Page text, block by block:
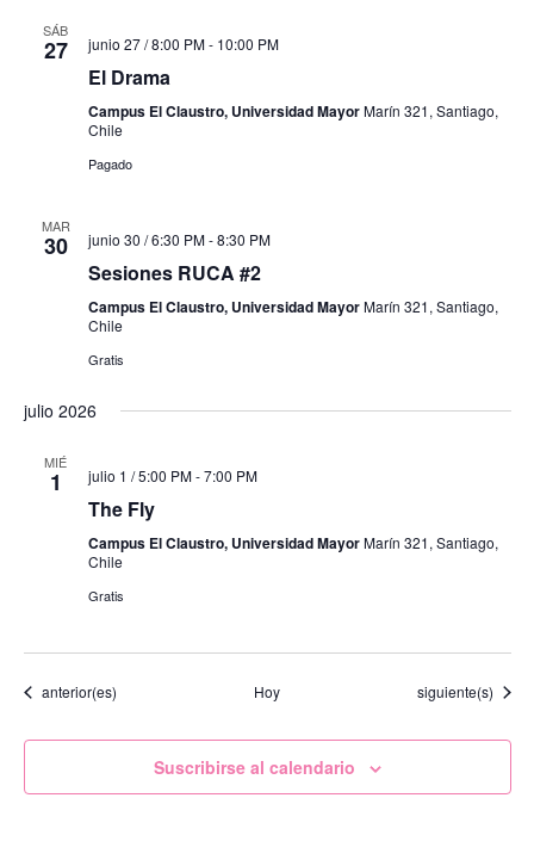
SÁB
27 junio 27 / 8:00 PM- 10:00 PM
El Drama
Campus El Claustro, Universidad MayorMarín 321, Santiago,
Chile
Pagado
MAR
30 junio 30 / 6:30 PM-8:30 PM
Sesiones RUCA #2
Campus El Claustro, Universidad MayorMarín 321, Santiago,
Chile
Gratis
julio 2026
MIÉ
1 julio 1 / 5:00 PM-7:00 PM
The Fly
Campus El Claustro, Universidad MayorMarín 321, Santiago,
Chile
Gratis
Eventos
anterior(es) Hoy Eventos
siguiente(s)
Suscribirse al calendario